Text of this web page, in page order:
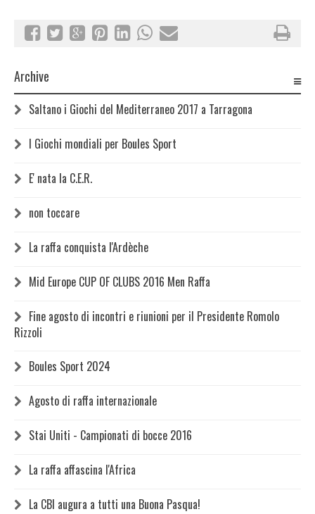
Archive
Saltano i Giochi del Mediterraneo 2017 a Tarragona
I Giochi mondiali per Boules Sport
E' nata la C.E.R.
non toccare
La raffa conquista l'Ardèche
Mid Europe CUP OF CLUBS 2016 Men Raffa
Fine agosto di incontri e riunioni per il Presidente Romolo
Rizzoli
Boules Sport 2024
Agosto di raffa internazionale
Stai Uniti - Campionati di bocce 2016
La raffa affascina l'Africa
La CBI augura a tutti una Buona Pasqua!